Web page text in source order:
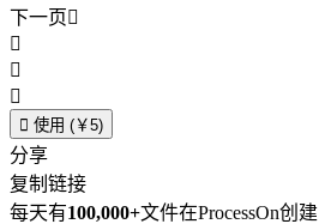
下一页



 使用 (￥5)
分享
复制链接
每天有100,000+文件在ProcessOn创建